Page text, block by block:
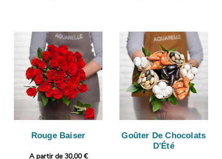
Rouge Baiser
A partir de 30,00 €
Goûter De Chocolats
D'Été